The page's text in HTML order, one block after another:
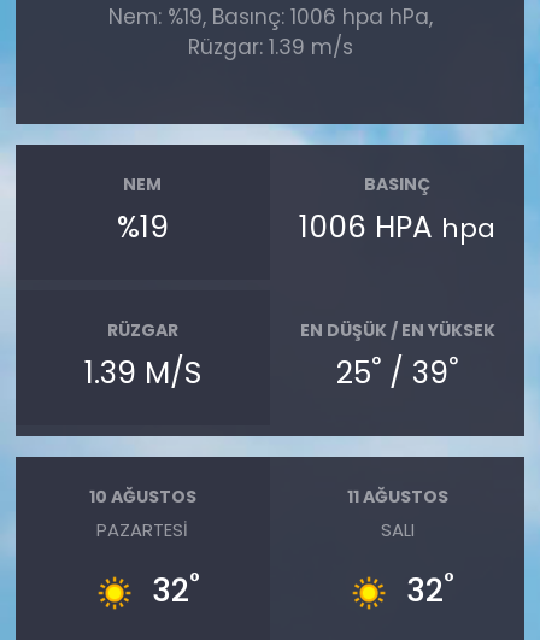
Nem: %19, Basınç: 1006 hpa hPa,
Rüzgar: 1.39 m/s
NEM
%19
BASINÇ
1006 HPA hpa
RÜZGAR
1.39 M/S
EN DÜŞÜK / EN YÜKSEK
25° / 39°
10 AĞUSTOS
PAZARTESI
32°
11 AĞUSTOS
SALI
32°